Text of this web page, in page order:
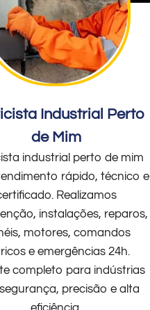
Industrial Perto
de Mim
industrial perto de mim
rápido, técnico e
Realizamos
instalações, reparos,
motores, comandos
e emergências 24h.
completo para indústrias
precisão e alta